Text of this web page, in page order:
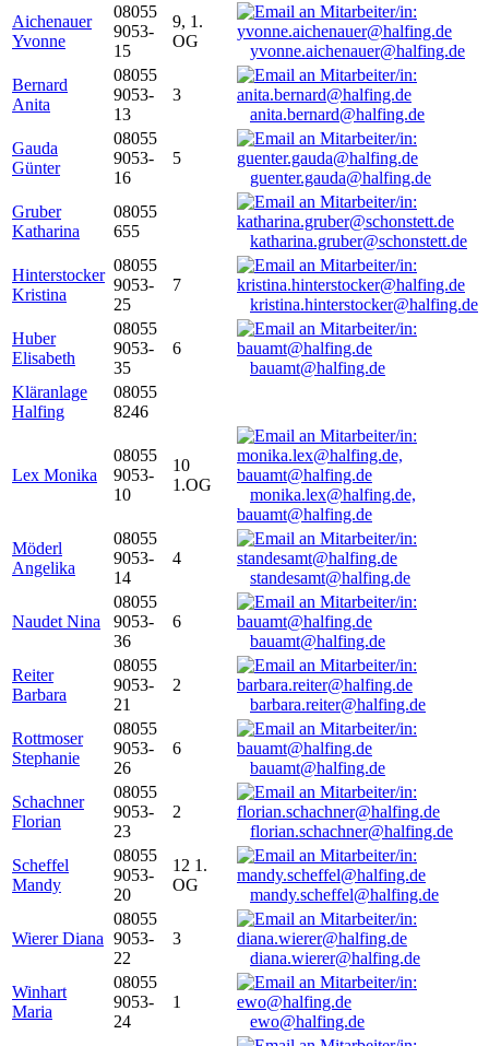
Aichenauer
Yvonne
08055
9053-
15
9, 1.
OG
yvonne.aichenauer@halfing.de
Bernard
Anita
08055
9053-
13
3
anita.bernard@halfing.de
Gauda
Günter
08055
9053-
16
5
guenter.gauda@halfing.de
Gruber
Katharina
08055
655
katharina.gruber@schonstett.de
Hinterstocker
Kristina
08055
9053-
25
7
kristina.hinterstocker@halfing.de
Huber
Elisabeth
08055
9053-
35
6
bauamt@halfing.de
Kläranlage
Halfing
08055
8246
Lex Monika
08055
9053-
10
10
1.OG
monika.lex@halfing.de,
bauamt@halfing.de
Möderl
Angelika
08055
9053-
14
4
standesamt@halfing.de
Naudet Nina
08055
9053-
36
6
bauamt@halfing.de
Reiter
Barbara
08055
9053-
21
2
barbara.reiter@halfing.de
Rottmoser
Stephanie
08055
9053-
26
6
bauamt@halfing.de
Schachner
Florian
08055
9053-
23
2
florian.schachner@halfing.de
Scheffel
Mandy
08055
9053-
20
12 1.
OG
mandy.scheffel@halfing.de
Wierer Diana
08055
9053-
22
3
diana.wierer@halfing.de
Winhart
Maria
08055
9053-
24
1
ewo@halfing.de